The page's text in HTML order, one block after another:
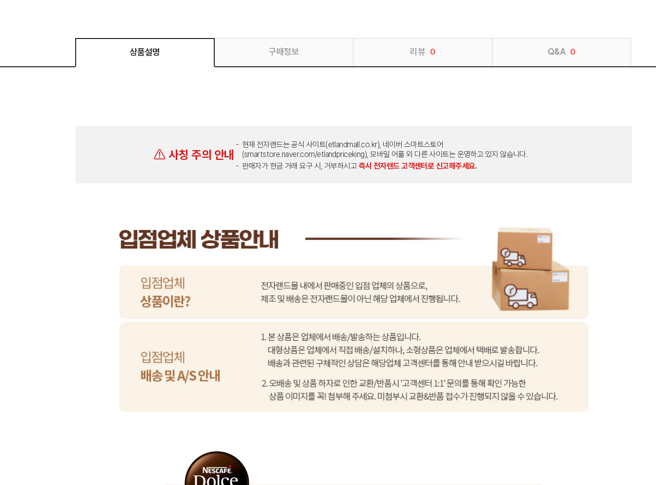
상품설명 구매정보 리뷰 0 Q&A 0
사칭 주의 안내
현재 전자랜드는 공식 사이트(etlandmall.co.kr), 네이버 스마트스토어
(smartstore.naver.com/etlandpriceking), 모바일 어플 외 다른 사이트는 운영하고 있지 않습니다.
판매자가 현금 거래 요구 시, 거부하시고 즉시 전자랜드 고객센터로 신고해주세요.